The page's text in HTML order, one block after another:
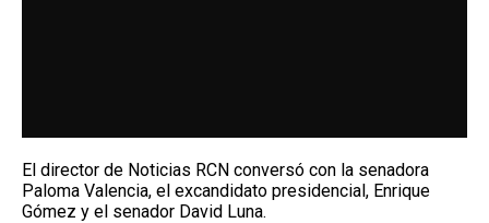
El director de Noticias RCN conversó con la senadora
Paloma Valencia, el excandidato presidencial, Enrique
Gómez y el senador David Luna.